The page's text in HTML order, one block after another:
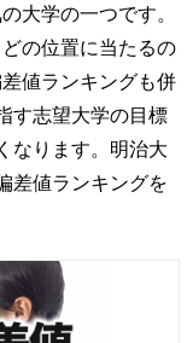
大学の一つです。
の位置に当たるの
値ランキングも併
す志望大学の目標
なります。明治大
差値ランキングを